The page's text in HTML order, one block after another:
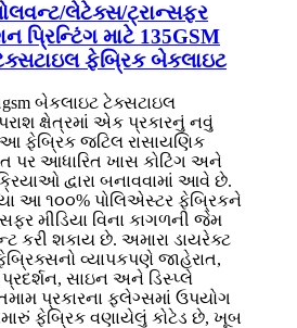
લેટેક્સ/ટ્રાન્સફર
પ્રિન્ટિંગ માટે 135GSM
ફેબ્રિક બેકલાઇટ
બેકલાઇટ ટેક્સટાઇલ
ક્ષેત્રમાં એક પ્રકારનું નવું
ફેબ્રિક જટિલ રાસાયણિક
પર આધારિત ખાસ કોટિંગ અને
દ્વારા બનાવવામાં આવે છે.
આ ૧૦૦% પોલિએસ્ટર ફેબ્રિકને
મીડિયા વિના કાગળની જેમ
કરી શકાય છે. અમારા ડાયરેક્ટ
વ્યાપકપણે જાહેરાત,
પ્રદર્શન, સાઇન અને ડિસ્પ્લે
પ્રકારના ફ્લેગ્સમાં ઉપયોગ
ફેબ્રિક વણાયેલું કોટેડ છે, ખૂબ